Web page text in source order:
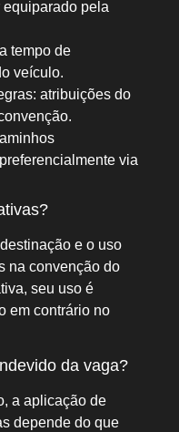
pela
tempo de
veículo.
atribuições do
via
e o uso
na convenção do
seu uso é
em contrário no
da vaga?
a aplicação de
depende do que